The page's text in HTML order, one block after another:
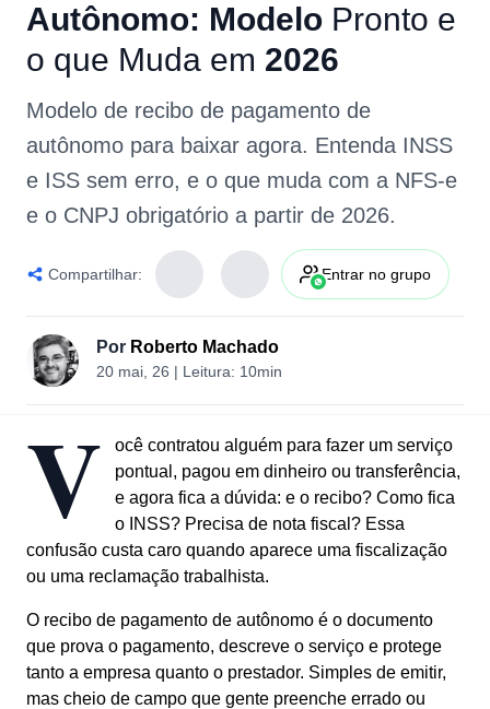
Autônomo: Modelo Pronto e
o que Muda em 2026
Modelo de recibo de pagamento de
autônomo para baixar agora. Entenda INSS
e ISS sem erro, e o que muda com a NFS-e
e o CNPJ obrigatório a partir de 2026.
Compartilhar: Entrar no grupo
Por Roberto Machado
20 mai, 26 | Leitura: 10min
V
ocê contratou alguém para fazer um serviço
pontual, pagou em dinheiro ou transferência,
e agora fica a dúvida: e o recibo? Como fica
o INSS? Precisa de nota fiscal? Essa
confusão custa caro quando aparece uma fiscalização
ou uma reclamação trabalhista.
O recibo de pagamento de autônomo é o documento
que prova o pagamento, descreve o serviço e protege
tanto a empresa quanto o prestador. Simples de emitir,
mas cheio de campo que gente preenche errado ou